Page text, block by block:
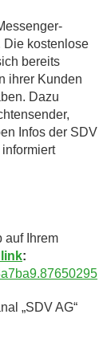
Die kostenlose
bereits
ihrer Kunden
Dazu
Infos der SDV
auf Ihrem
:
„SDV AG“